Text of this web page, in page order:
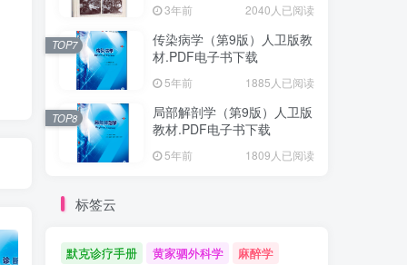
3年前 2040人已阅读
传染病学（第9版）人卫版教
材.PDF电子书下载
5年前 1885人已阅读
TOP7
局部解剖学（第9版）人卫版
教材.PDF电子书下载
5年前 1809人已阅读
TOP8
标签云
默克诊疗手册 黄家驷外科学
麻醉学